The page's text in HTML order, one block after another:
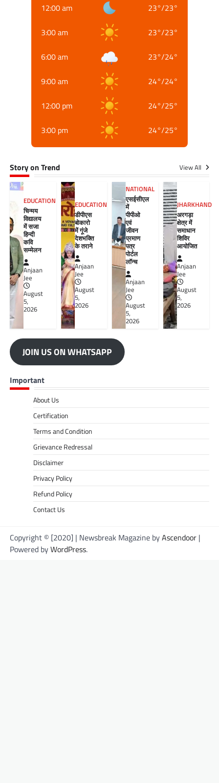
12:00 am 23°/23°
3:00 am 23°/23°
6:00 am 23°/24°
9:00 am 24°/24°
12:00 pm 24°/25°
3:00 pm 24°/25°
Story on Trend View All
EDUCATION
चिन्मय
विद्यालय
में सजा
हिन्दी
कवि
सम्मेलन
Anjaan
Jee
August
5,
2026
EDUCATION
डीपीएस
बोकारो
में गूंजे
देशभक्ति
के तराने
Anjaan
Jee
August
5,
2026
NATIONAL
एसईसीएल
में
पीपीओ
एवं
जीवन
प्रमाण
पत्र
पोर्टल
लॉन्च
Anjaan
Jee
August
5,
2026
JHARKHAND
अरगड़ा
क्षेत्र में
समाधान
शिविर
आयोजित
Anjaan
Jee
August
5,
2026
JOIN US ON WHATSAPP
Important
About Us
Certification
Terms and Condition
Grievance Redressal
Disclaimer
Privacy Policy
Refund Policy
Contact Us
Copyright © [2020] | Newsbreak Magazine byAscendoor |
Powered byWordPress.